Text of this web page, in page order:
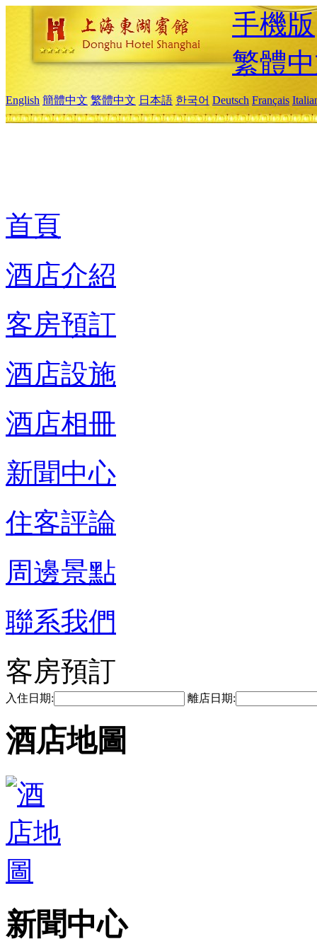
手機版
繁體
English 簡體中文 繁體中文 日本語 한국어 Deutsch Français
首頁
酒店介紹
客房預訂
酒店設施
酒店相冊
新聞中心
住客評論
周邊景點
聯系我們
客房預訂
入住日期: 離店日期:
酒店地圖
新聞中心